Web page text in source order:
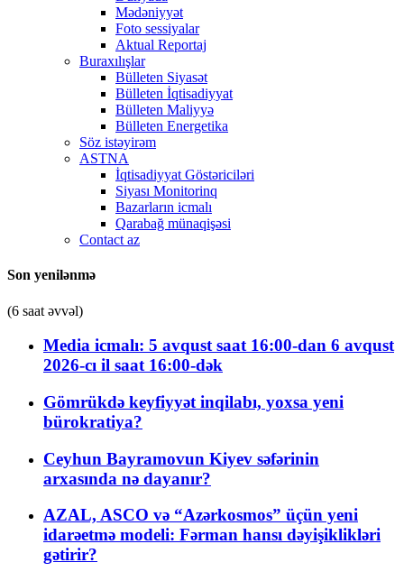
Mədəniyyət
Foto sessiyalar
Aktual Reportaj
Buraxılışlar
Bülleten Siyasət
Bülleten İqtisadiyyat
Bülleten Maliyyə
Bülleten Energetika
Söz istəyirəm
ASTNA
İqtisadiyyat Göstəriciləri
Siyası Monitorinq
Bazarların icmalı
Qarabağ münaqişəsi
Contact az
Son yenilənmə
(6 saat əvvəl)
Media icmalı: 5 avqust saat 16:00-dan 6 avqust
2026-cı il saat 16:00-dək
Gömrükdə keyfiyyət inqilabı, yoxsa yeni
bürokratiya?
Ceyhun Bayramovun Kiyev səfərinin
arxasında nə dayanır?
AZAL, ASCO və “Azərkosmos” üçün yeni
idarəetmə modeli: Fərman hansı dəyişiklikləri
gətirir?